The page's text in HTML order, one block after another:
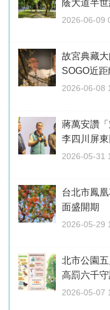
蔭大道半世
2026-06-09
故宮典藏
SOGO近
2026-06-08
蔣萬安讚
李四川屏
2026-05-31
台北市鳳
面盛開期
2026-05-29
北市公園
高罰六千
2026-05-07